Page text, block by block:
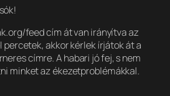
feed cím át van irányítva az
percetek, akkor kérlek írjátok át a
címre. A habari jó fej, s nem
minket az ékezetproblémákkal.